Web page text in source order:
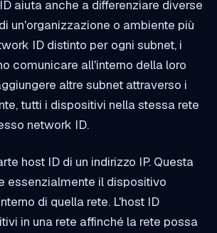
aiuta anche a differenziare diverse
un'organizzazione o ambiente più
ID distinto per ogni subnet, i
comunicare all'interno della loro
altre subnet attraverso i
tutti i dispositivi nella stessa rete
network ID.
host ID di un indirizzo IP. Questa
essenzialmente il dispositivo
di quella rete. L'host ID
in una rete affinché la rete possa